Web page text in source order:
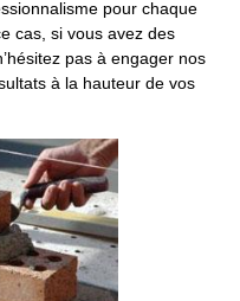
pour chaque
cas, si vous avez des
pas à engager nos
à la hauteur de vos